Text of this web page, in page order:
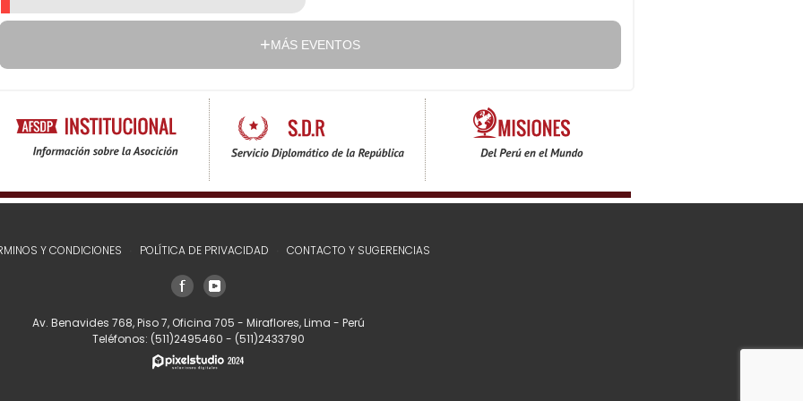
MÁS EVENTOS
Y CONDICIONES POLÍTICA DE PRIVACIDAD CONTACTO Y SUGERENCIAS
Av. Benavides 768, Piso 7, Oficina 705 - Miraflores, Lima - Perú
Teléfonos: (511)2495460 - (511)2433790